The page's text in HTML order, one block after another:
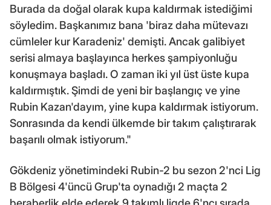
Burada da doğal olarak kupa kaldırmak istediğimi
söyledim. Başkanımız bana 'biraz daha mütevazı
cümleler kur Karadeniz' demişti. Ancak galibiyet
serisi almaya başlayınca herkes şampiyonluğu
konuşmaya başladı. O zaman iki yıl üst üste kupa
kaldırmıştık. Şimdi de yeni bir başlangıç ve yine
Rubin Kazan'dayım, yine kupa kaldırmak istiyorum.
Sonrasında da kendi ülkemde bir takım çalıştırarak
başarılı olmak istiyorum."
Gökdeniz yönetimindeki Rubin-2 bu sezon 2'nci Lig
B Bölgesi 4'üncü Grup'ta oynadığı 2 maçta 2